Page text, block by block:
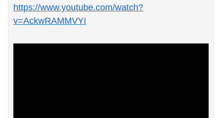
https://www.youtube.com/watch?
v=AckwRAMMVYI